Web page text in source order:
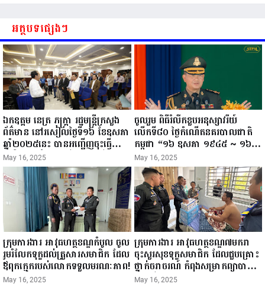
អត្ថបទផ្សេងៗ
ឯកឧត្តម នេត្រ ភក្ត្រា រដ្ឋមន្ត្រីក្រសួង
ព័ត៌មាន នៅរសៀលថ្ងៃទី១៦ ខែឧសភា
ឆ្នាំ២០២៥នេះ បានអញ្ជើញចុះធ្វើ
ជំរឿនថ្នាក់ដឹកនាំមន្ត្រីរាជការស៉ីវិល នៃ
ក្រសួងព័ត៌មាន...
May 16, 2025
ចូលរួម ពិធីរំលឹកខួបអនុស្សាវរីយ៍
លើកទី៨០ ថ្ងៃកំណើតនគរបាលជាតិ
កម្ពុជា “១៦ ឧសភា ១៩៤៥ ~ ១៦
ឧសភា ២០២៥”...
May 16, 2025
ក្រុមការងារ អាវុធហត្ថខណ្ឌកំបូល ចូល
រួមរំលែកទុក្ខដល់គ្រួសារសមាជិក ដែល
ឪពុកក្មេករបស់លោកទទួលមរណៈភាព!
May 16, 2025
ក្រុមការងារ អាវុធហត្ថខណ្ឌ៧មករា
ចុះសួរសុខទុក្ខសមាជិក ដែលជួបគ្រោះ
ថ្នាក់ចរាចរណ៍ កំពុងសម្រាកព្យាបាល
នៅមន្ទីរពេទ្យ!
May 16, 2025